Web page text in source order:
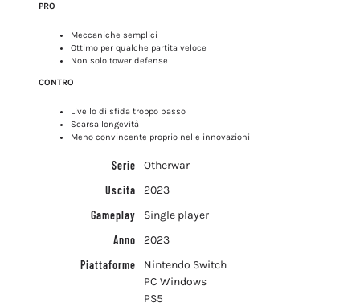
PRO
Meccaniche semplici
Ottimo per qualche partita veloce
Non solo tower defense
CONTRO
Livello di sfida troppo basso
Scarsa longevità
Meno convincente proprio nelle innovazioni
Serie
Otherwar
Uscita
2023
Gameplay
Single player
Anno
2023
Piattaforme
Nintendo Switch
PC Windows
PS5